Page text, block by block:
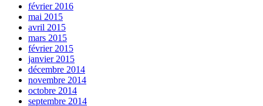
février 2016
mai 2015
avril 2015
mars 2015
février 2015
janvier 2015
décembre 2014
novembre 2014
octobre 2014
septembre 2014